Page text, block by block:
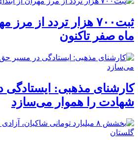
ثبت۷۰۰ هزار تردد از
ماه صفر تاکنون
کارشنای مذهبی:
شهادت را هموار می‌سازد